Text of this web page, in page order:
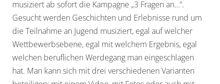
musiziert ab sofort die Kampagne „3 Fragen an…“.
Gesucht werden Geschichten und Erlebnisse rund um
die Teilnahme an Jugend musiziert, egal auf welcher
Wettbewerbsebene, egal mit welchem Ergebnis, egal
welchen beruflichen Werdegang man eingeschlagen
hat. Man kann sich mit drei verschiedenen Varianten